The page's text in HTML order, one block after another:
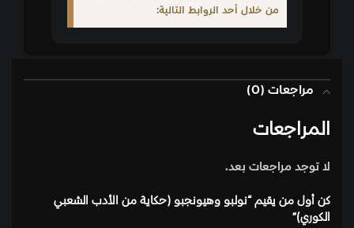
من خلال أحد الروابط التالية:
مراجعات (0)
المراجعات
لا توجد مراجعات بعد.
كن أول من يقيم “نولبو وهيونجبو (حكاية من الأدب الشعبي
الكوري)”